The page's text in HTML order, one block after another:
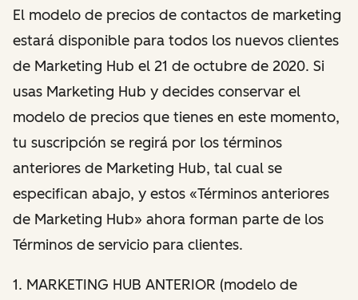
El modelo de precios de contactos de marketing
estará disponible para todos los nuevos clientes
de Marketing Hub el 21 de octubre de 2020. Si
usas Marketing Hub y decides conservar el
modelo de precios que tienes en este momento,
tu suscripción se regirá por los términos
anteriores de Marketing Hub, tal cual se
especifican abajo, y estos «Términos anteriores
de Marketing Hub» ahora forman parte de los
Términos de servicio para clientes.
1. MARKETING HUB ANTERIOR (modelo de